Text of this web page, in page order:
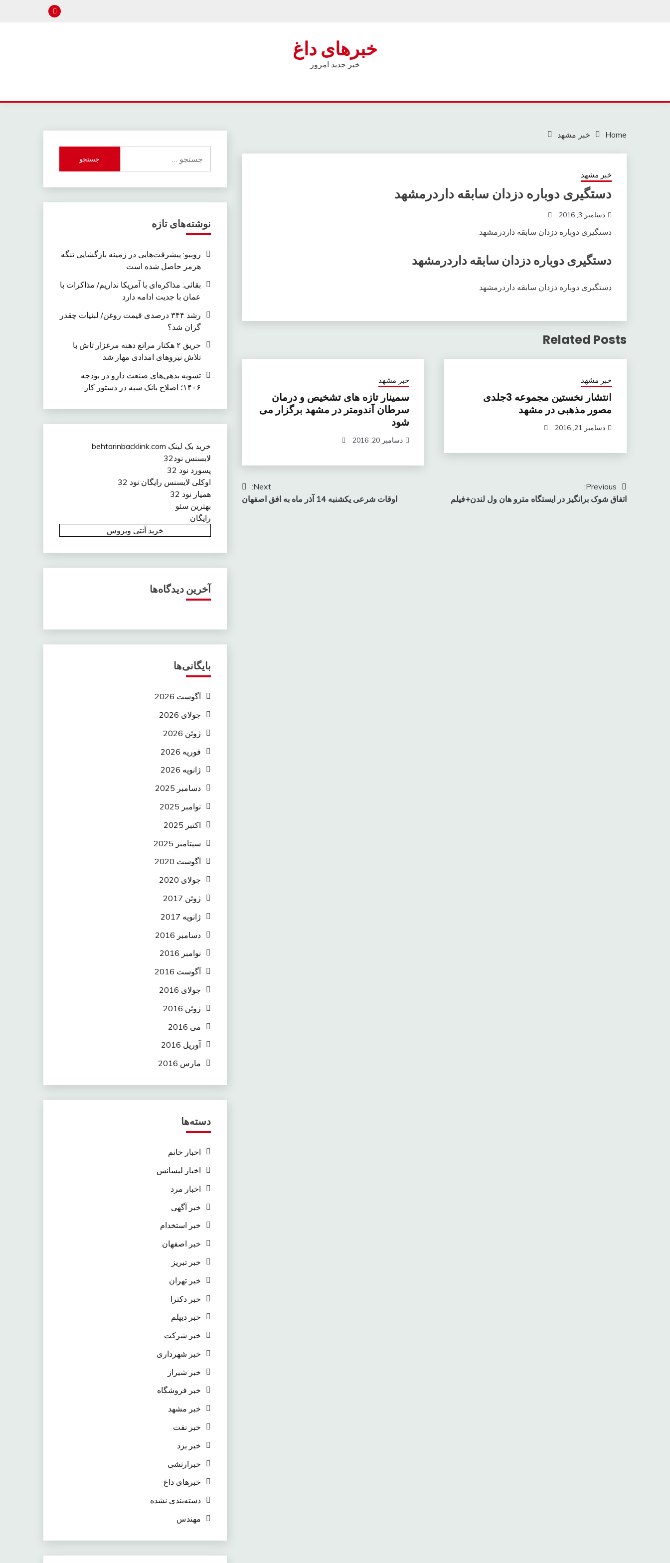
خبرهای داغ
خبر جدید امروز
Home خبر مشهد
خبر مشهد
دستگیری دوباره دزدان سابقه داردرمشهد
دسامبر 3, 2016
دستگیری دوباره دزدان سابقه داردرمشهد
دستگیری دوباره دزدان سابقه داردرمشهد
دستگیری دوباره دزدان سابقه داردرمشهد
Related Posts
خبر مشهد
انتشار نخستین مجموعه 3جلدی
مصور مذهبی در مشهد
دسامبر 21, 2016
خبر مشهد
سمینار تازه های تشخیص و درمان
سرطان آندومتر در مشهد برگزار می
شود
دسامبر 20, 2016
راهبری
نوشته
Previous:
اتفاق شوک برانگیز در ایستگاه مترو هان ول لندن+فیلم
Next:
اوقات شرعی یکشنبه 14 آذر ماه به افق اصفهان
برای:
نوشته‌های تازه
روبیو: پیشرفت‌هایی در زمینه بازگشایی تنگه
هرمز حاصل شده است
بقائی: مذاکره‌ای با آمریکا نداریم/ مذاکرات با
عمان با جدیت ادامه دارد
رشد ۳۴۴ درصدی قیمت روغن/ لبنیات چقدر
گران شد؟
حریق ۲ هکتار مراتع دهنه مرغزار تاش با
تلاش نیروهای امدادی مهار شد
تسویه بدهی‌های صنعت دارو در بودجه
۱۴۰۶؛ اصلاح بانک سپه در دستور کار
خرید بک لینک behtarinbacklink.com
لایسنس نود32
پسورد نود 32
اوکلی لایسنس رایگان نود 32
همیار نود 32
بهترین سئو
رایگان
خرید آنتی ویروس
آخرین دیدگاه‌ها
بایگانی‌ها
آگوست 2026
جولای 2026
ژوئن 2026
فوریه 2026
ژانویه 2026
دسامبر 2025
نوامبر 2025
اکتبر 2025
سپتامبر 2025
آگوست 2020
جولای 2020
ژوئن 2017
ژانویه 2017
دسامبر 2016
نوامبر 2016
آگوست 2016
جولای 2016
ژوئن 2016
می 2016
آوریل 2016
مارس 2016
دسته‌ها
اخبار خانم
اخبار لیسانس
اخبار مرد
خبر آگهی
خبر استخدام
خبر اصفهان
خبر تبریز
خبر تهران
خبر دکترا
خبر دیپلم
خبر شرکت
خبر شهرداری
خبر شیراز
خبر فروشگاه
خبر مشهد
خبر نفت
خبر یزد
خبرارتشی
خبرهای داغ
دسته‌بندی نشده
مهندس